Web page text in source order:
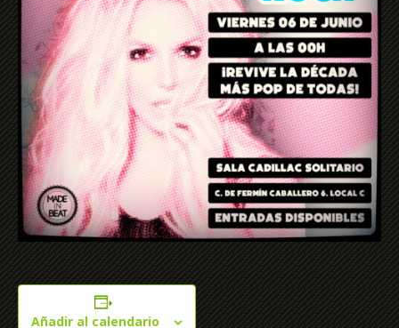
Añadir al calendario